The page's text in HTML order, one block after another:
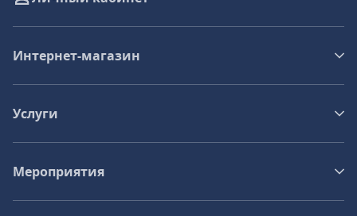
Интернет-магазин
Услуги
Мероприятия